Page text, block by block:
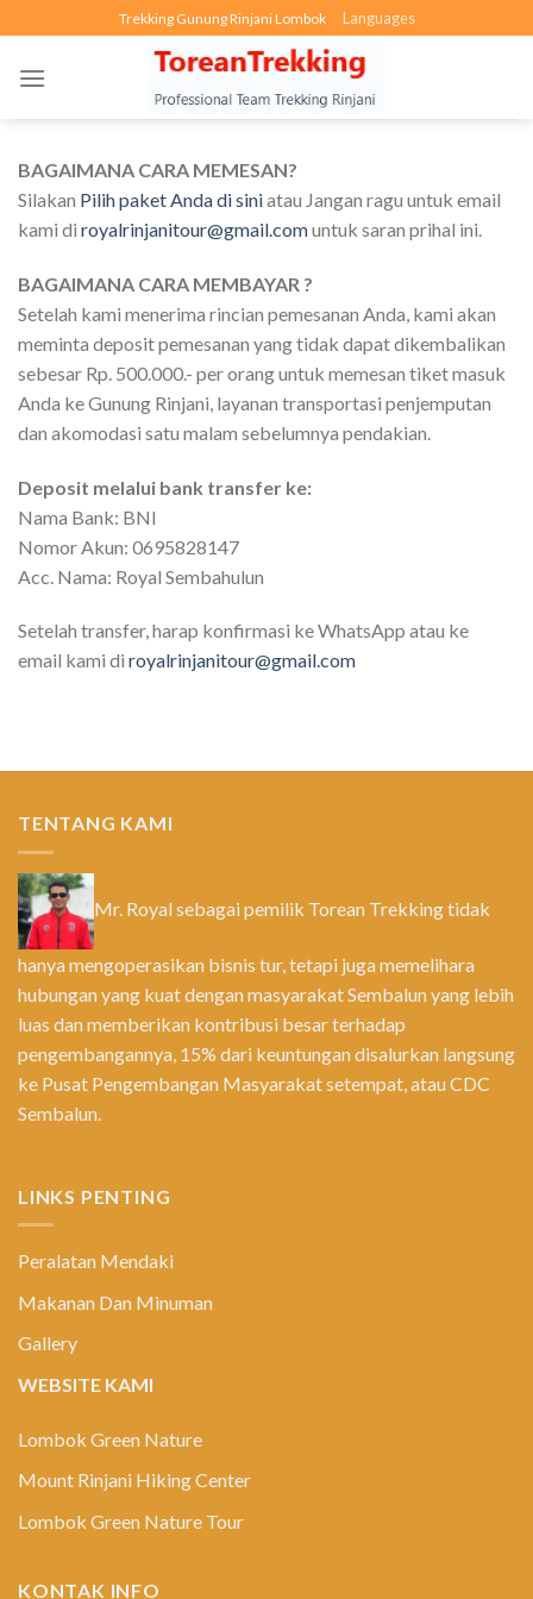
to
content
Trekking Gunung Rinjani Lombok Languages
BAGAIMANA CARA MEMESAN?
Silakan Pilih paket Anda di siniatau Jangan ragu untuk email
kami di royalrinjanitour@gmail.comuntuk saran prihal ini.
BAGAIMANA CARA MEMBAYAR ?
Setelah kami menerima rincian pemesanan Anda, kami akan
meminta deposit pemesanan yang tidak dapat dikembalikan
sebesar Rp. 500.000.- per orang untuk memesan tiket masuk
Anda ke Gunung Rinjani, layanan transportasi penjemputan
dan akomodasi satu malam sebelumnya pendakian.
Deposit melalui bank transfer ke:
Nama Bank: BNI
Nomor Akun: 0695828147
Acc. Nama: Royal Sembahulun
Setelah transfer, harap konfirmasi ke WhatsApp atau ke
email kami di royalrinjanitour@gmail.com
TENTANG KAMI
Mr. Royal sebagai pemilik Torean Trekking tidak
hanya mengoperasikan bisnis tur, tetapi juga memelihara
hubungan yang kuat dengan masyarakat Sembalun yang lebih
luas dan memberikan kontribusi besar terhadap
pengembangannya, 15% dari keuntungan disalurkan langsung
ke Pusat Pengembangan Masyarakat setempat, atau CDC
Sembalun.
LINKS PENTING
Peralatan Mendaki
Makanan Dan Minuman
Gallery
WEBSITE KAMI
Lombok Green Nature
Mount Rinjani Hiking Center
Lombok Green Nature Tour
KONTAK INFO